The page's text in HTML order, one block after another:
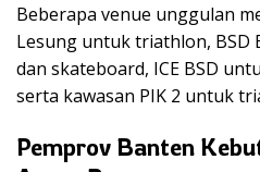
Beberapa venue unggulan
Lesung untuk triathlon, BSD
dan skateboard, ICE BSD
serta kawasan PIK 2 untuk
Pemprov Banten